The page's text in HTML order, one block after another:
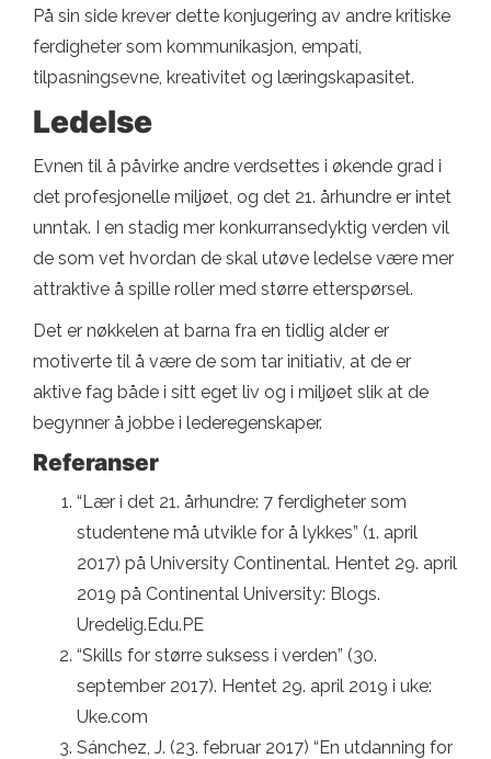
På sin side krever dette konjugering av andre kritiske
ferdigheter som kommunikasjon, empati,
tilpasningsevne, kreativitet og læringskapasitet.
Ledelse
Evnen til å påvirke andre verdsettes i økende grad i
det profesjonelle miljøet, og det 21. århundre er intet
unntak. I en stadig mer konkurransedyktig verden vil
de som vet hvordan de skal utøve ledelse være mer
attraktive å spille roller med større etterspørsel.
Det er nøkkelen at barna fra en tidlig alder er
motiverte til å være de som tar initiativ, at de er
aktive fag både i sitt eget liv og i miljøet slik at de
begynner å jobbe i lederegenskaper.
Referanser
“Lær i det 21. århundre: 7 ferdigheter som
studentene må utvikle for å lykkes” (1. april
2017) på University Continental. Hentet 29. april
2019 på Continental University: Blogs.
Uredelig.Edu.PE
“Skills for større suksess i verden” (30.
september 2017). Hentet 29. april 2019 i uke:
Uke.com
Sánchez, J. (23. februar 2017) “En utdanning for